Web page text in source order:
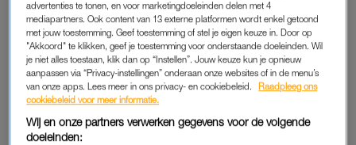
advertenties te tonen, en voor marketingdoeleinden delen met 4
mediapartners. Ook content van 13 externe platformen wordt enkel getoond
met jouw toestemming. Geef toestemming of stel je eigen keuze in. Door op
"Akkoord" te klikken, geef je toestemming voor onderstaande doeleinden. Wil
je niet alles toestaan, klik dan op “Instellen”. Jouw keuze kun je opnieuw
aanpassen via “Privacy-instellingen” onderaan onze websites of in de menu’s
van onze apps. Lees meer in ons privacy- en cookiebeleid.
Raadpleeg ons
cookiebeleid voor meer informatie.
Wij en onze partners verwerken gegevens voor de volgende
doeleinden: